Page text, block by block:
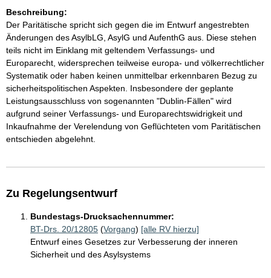
Beschreibung:
Der Paritätische spricht sich gegen die im Entwurf angestrebten
Änderungen des AsylbLG, AsylG und AufenthG aus. Diese stehen
teils nicht im Einklang mit geltendem Verfassungs- und
Europarecht, widersprechen teilweise europa- und völkerrechtlicher
Systematik oder haben keinen unmittelbar erkennbaren Bezug zu
sicherheitspolitischen Aspekten. Insbesondere der geplante
Leistungsausschluss von sogenannten "Dublin-Fällen" wird
aufgrund seiner Verfassungs- und Europarechtswidrigkeit und
Inkaufnahme der Verelendung von Geflüchteten vom Paritätischen
entschieden abgelehnt.
Zu Regelungsentwurf
Bundestags-Drucksachennummer:
BT-Drs. 20/12805 (Vorgang) [alle RV hierzu]
Entwurf eines Gesetzes zur Verbesserung der inneren
Sicherheit und des Asylsystems